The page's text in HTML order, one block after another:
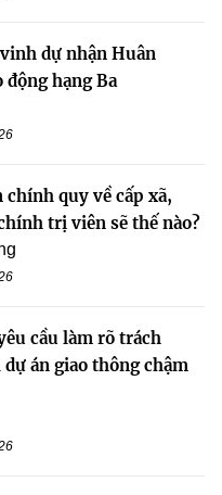
dự nhận Huân
động hạng Ba
chính quy về cấp xã,
trị viên sẽ thế nào?
cầu làm rõ trách
án giao thông chậm